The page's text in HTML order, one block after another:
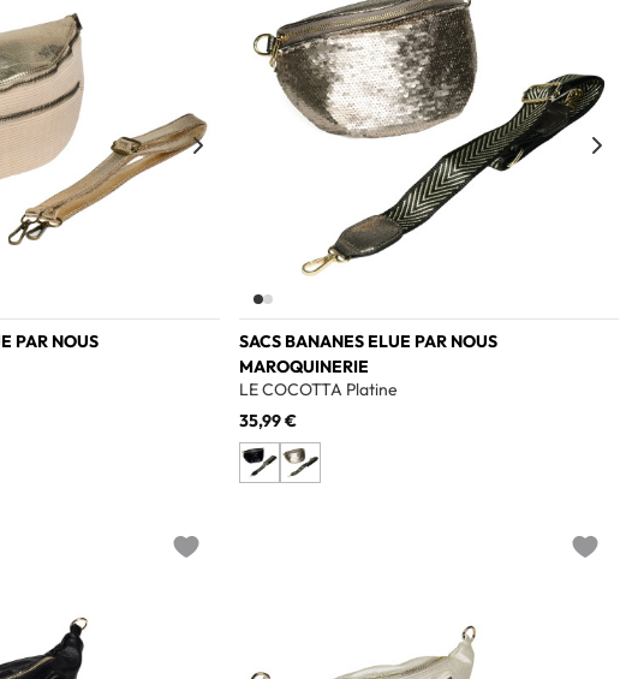
PAR NOUS
SACS BANANES ELUE PAR NOUS
MAROQUINERIE
LE COCOTTA Platine
35,99 €